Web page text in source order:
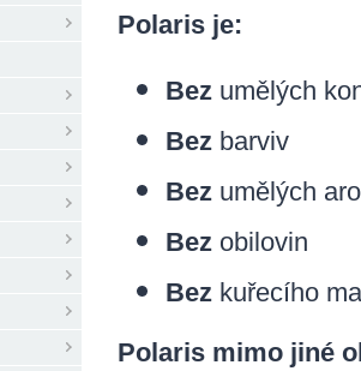
Polaris je:
Bez umělých
Bez barviv
Bez umělých
Bez obilovin
Bez kuřecího
Polaris mimo jiné